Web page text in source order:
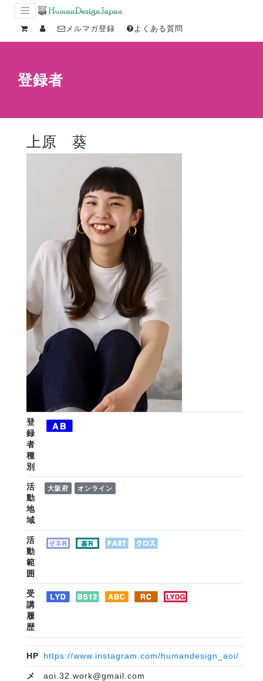
メルマガ登録 よくある質問
登録者
上原 葵
登
録
者
種
別
活
動
地
域
大阪府 オンライン
活
動
範
囲
受
講
履
歴
HP https://www.instagram.com/humandesign_aoi/
メ
aoi.32.work@gmail.com